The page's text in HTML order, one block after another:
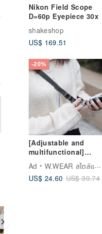
Nikon Field Scope
D=60p Eyepiece 30x
shakeshop
US$ 169.51
-20%
[Adjustable and
multifunctional]
Single hook nylon
mobile phone strap
mobile phone
Ad
W.WEAR สไตล์แห่งเวลา
US$ 24.60 US$ 30.74